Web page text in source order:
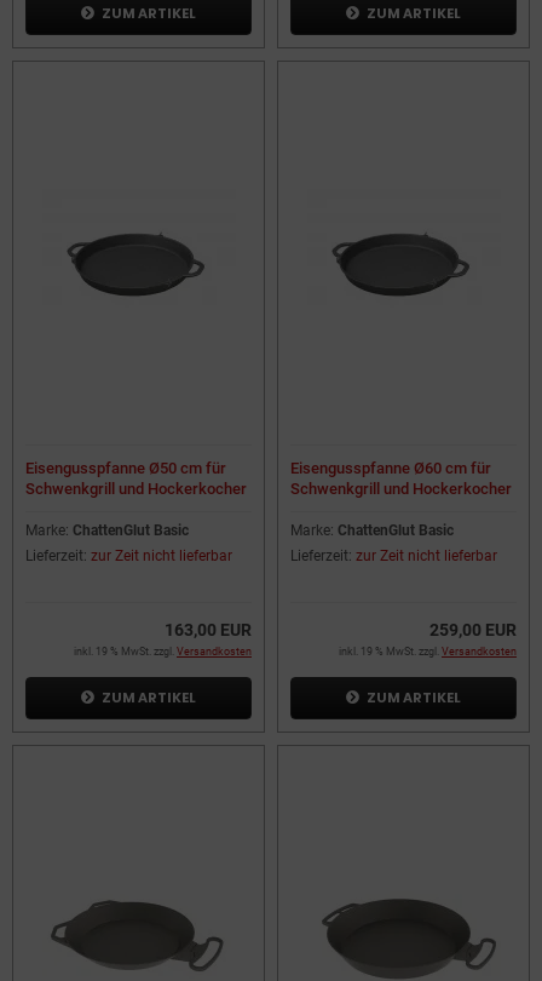
ZUM ARTIKEL ZUM ARTIKEL
Eisengusspfanne Ø50 cm für
Schwenkgrill und Hockerkocher
Marke: ChattenGlut Basic
Lieferzeit: zur Zeit nicht lieferbar
163,00 EUR
inkl. 19 % MwSt. zzgl. Versandkosten
ZUM ARTIKEL
Eisengusspfanne Ø60 cm für
Schwenkgrill und Hockerkocher
Marke: ChattenGlut Basic
Lieferzeit: zur Zeit nicht lieferbar
259,00 EUR
inkl. 19 % MwSt. zzgl. Versandkosten
ZUM ARTIKEL